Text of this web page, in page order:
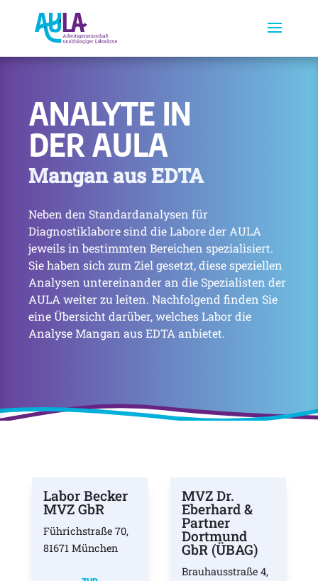
ANALYTE IN
DER AULA
Mangan aus EDTA
Neben den Standardanalysen für
Diagnostiklabore sind die Labore der AULA
jeweils in bestimmten Bereichen spezialisiert.
Sie haben sich zum Ziel gesetzt, diese speziellen
Analysen untereinander an die Spezialisten der
AULA weiter zu leiten. Nachfolgend finden Sie
eine Übersicht darüber, welches Labor die
Analyse Mangan aus EDTA anbietet.
Labor Becker
MVZ GbR
Führichstraße 70,
81671 München
MVZ Dr.
Eberhard &
Partner
Dortmund
GbR (ÜBAG)
Brauhausstraße 4,